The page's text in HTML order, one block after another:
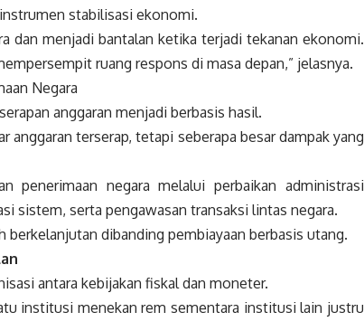
stabilisasi ekonomi.
dan menjadi bantalan ketika terjadi tekanan ekonomi.
ruang respons di masa depan,” jelasnya.
Negara
anggaran menjadi berbasis hasil.
anggaran terserap, tetapi seberapa besar dampak yang
penerimaan negara melalui perbaikan administrasi
sistem, serta pengawasan transaksi lintas negara.
dibanding pembiayaan berbasis utang.
antara kebijakan fiskal dan moneter.
institusi menekan rem sementara institusi lain justru